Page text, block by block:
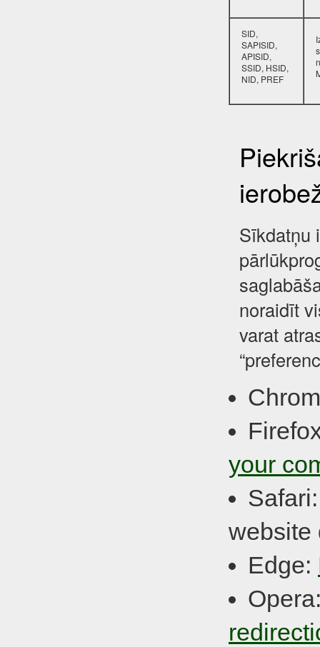
SID,
SAPISID,
APISID,
SSID, HSID,
NID, PREF
Sīkdatņu
noraidīt
varat
your
website
Edge: